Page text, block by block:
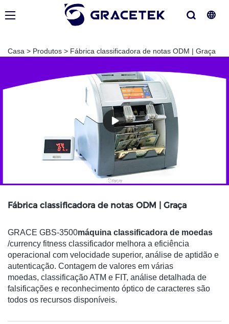
Casa > Produtos > Fábrica classificadora de notas ODM | Graça
Fábrica classificadora de notas ODM | Graça
GRACE GBS-3500máquina classificadora de moedas
/currency fitness classificador melhora a eficiência
operacional com velocidade superior, análise de aptidão e
autenticação. Contagem de valores em várias
moedas, classificação ATM e FIT, análise detalhada de
falsificações e reconhecimento óptico de caracteres são
todos os recursos disponíveis.